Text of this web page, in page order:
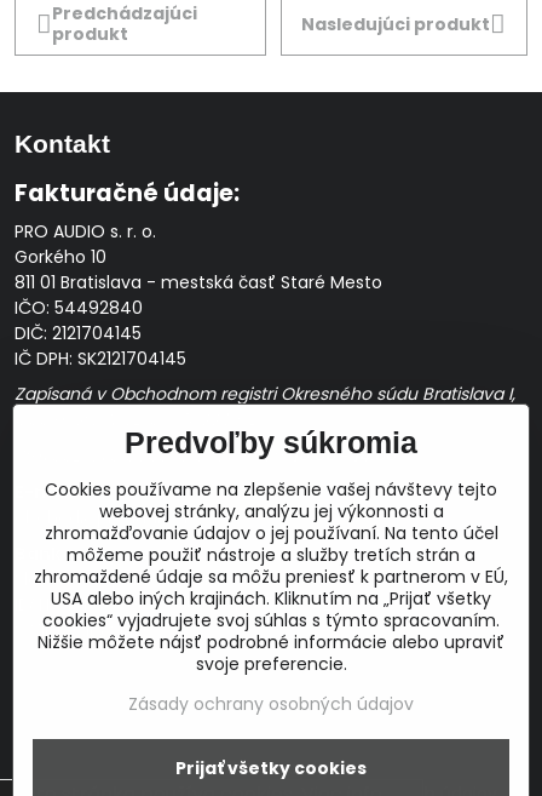
Predchádzajúci
produkt
Nasledujúci produkt
Kontakt
Fakturačné údaje:
PRO AUDIO s. r. o.
Gorkého 10
811 01 Bratislava - mestská časť Staré Mesto
IČO: 54492840
DIČ: 2121704145
IČ DPH: SK2121704145
Zapísaná v Obchodnom registri Okresného súdu Bratislava I,
Prevádzková doba: pracovné dni10:00 - 14:00
E-mail:
obchod@proaudio.sk
Bankové spojenie:
Slovenská sporiteľňa, a.s.
IBAN: SK48 0900 0000 0051 9050 9782
SWIFT: GIBASKBX
©2026Copyright
Predvoľby súkromia
Cookies používame na zlepšenie vašej návštevy tejto
webovej stránky, analýzu jej výkonnosti a
zhromažďovanie údajov o jej používaní. Na tento účel
môžeme použiť nástroje a služby tretích strán a
zhromaždené údaje sa môžu preniesť k partnerom v EÚ,
USA alebo iných krajinách. Kliknutím na „Prijať všetky
cookies“ vyjadrujete svoj súhlas s týmto spracovaním.
Nižšie môžete nájsť podrobné informácie alebo upraviť
svoje preferencie.
Zásady ochrany osobných údajov
Prijať všetky cookies